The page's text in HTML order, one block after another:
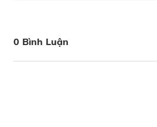
0 Bình Luận